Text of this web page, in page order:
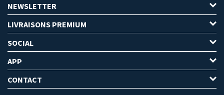
NEWSLETTER
LIVRAISONS PREMIUM
SOCIAL
APP
CONTACT